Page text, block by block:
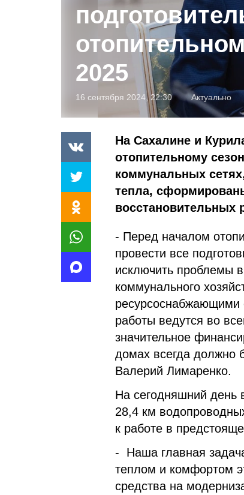
2025
16 сентября 2024, 22:30 Актуально
На Сахалине и
отопительному
коммунальных
тепла,
восстановительных
- Перед началом
провести все
исключить проблемы
коммунального
ресурсоснабжающими
работы ведутся во
значительное
домах всегда должно
Валерий Лимаренко.
На сегодняшний день
28,4 км
к работе в
- Наша главная
теплом и комфортом
средства на